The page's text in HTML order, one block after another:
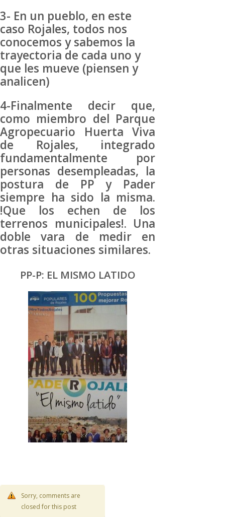
3- En un pueblo, en este
caso Rojales, todos nos
conocemos y sabemos la
trayectoria de cada uno y
que les mueve (piensen y
analicen)
4-Finalmente decir que,
como miembro del Parque
Agropecuario Huerta Viva
de Rojales, integrado
fundamentalmente por
personas desempleadas, la
postura de PP y Pader
siempre ha sido la misma.
!Que los echen de los
terrenos municipales!. Una
doble vara de medir en
otras situaciones similares.
PP-P: EL MISMO LATIDO
Sorry, comments are
closed for this post